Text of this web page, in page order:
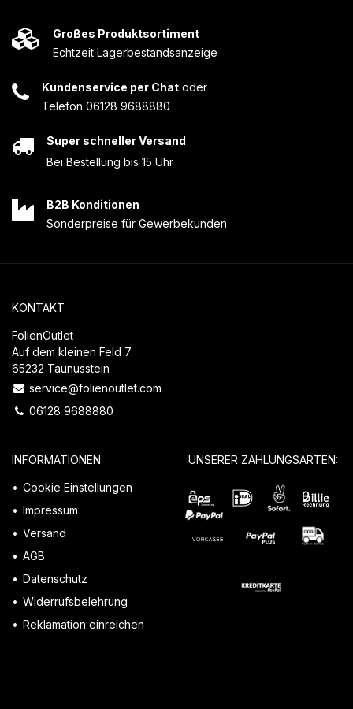
Großes Produktsortiment
Echtzeit Lagerbestandsanzeige
Kundenservice per Chat oder
Telefon 06128 9688880
Super schneller Versand
Bei Bestellung bis 15 Uhr
B2B Konditionen
Sonderpreise für Gewerbekunden
KONTAKT
FolienOutlet
Auf dem kleinen Feld 7
65232 Taunusstein
service@folienoutlet.com
06128 9688880
INFORMATIONEN
Cookie Einstellungen
Impressum
Versand
AGB
Datenschutz
Widerrufsbelehrung
Reklamation einreichen
UNSERER ZAHLUNGSARTEN: